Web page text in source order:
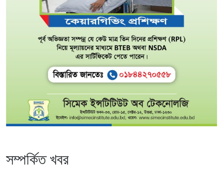
সম্পর্কিত খবর